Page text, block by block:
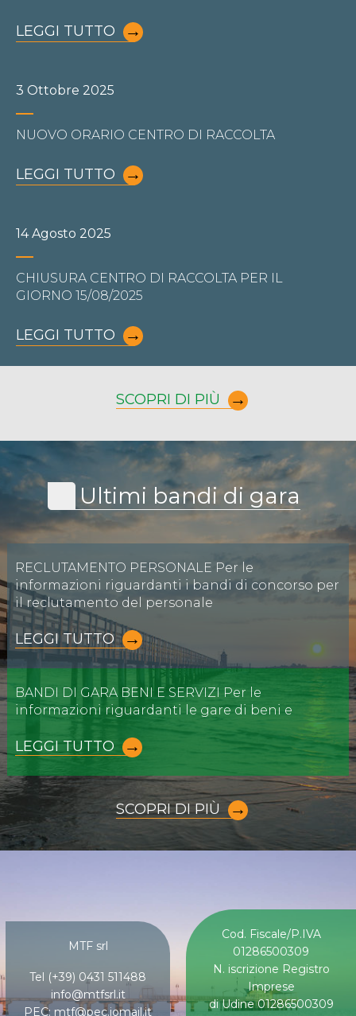
LEGGI TUTTO
3 Ottobre 2025
NUOVO ORARIO CENTRO DI RACCOLTA
LEGGI TUTTO
14 Agosto 2025
CHIUSURA CENTRO DI RACCOLTA PER IL
GIORNO 15/08/2025
LEGGI TUTTO
SCOPRI DI PIÙ
Ultimi bandi di gara
RECLUTAMENTO PERSONALE Per le
informazioni riguardanti i bandi di concorso per
il reclutamento del personale
LEGGI TUTTO
BANDI DI GARA BENI E SERVIZI Per le
informazioni riguardanti le gare di beni e
LEGGI TUTTO
SCOPRI DI PIÙ
MTF srl
Tel (+39) 0431 511488
info@mtfsrl.it
PEC: mtf@pec.iomail.it
Cod. Fiscale/P.IVA
01286500309
N. iscrizione Registro
Imprese
di Udine 01286500309